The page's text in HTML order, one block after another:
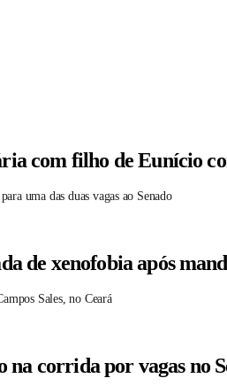
com filho de Eunício
uma das duas vagas ao Senado
de xenofobia após
Sales, no Ceará
na corrida por vagas no